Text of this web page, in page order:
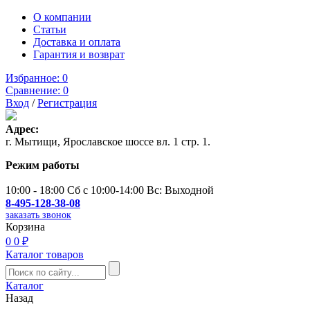
О компании
Статьи
Доставка и оплата
Гарантия и возврат
Избранное: 0
Сравнение: 0
Вход /Регистрация
Адрес:
г. Мытищи, Ярославское шоссе вл. 1 стр. 1.
Режим работы
10:00 - 18:00 Сб с 10:00-14:00 Вс: Выходной
8-495-128-38-08
заказать звонок
Корзина
0 0 ₽
Каталог товаров
Каталог
Назад